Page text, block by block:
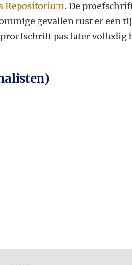
Repositorium. De
gevallen rust er een
pas later volledig